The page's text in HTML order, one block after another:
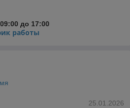
до 17:00
работы
25.01.2026